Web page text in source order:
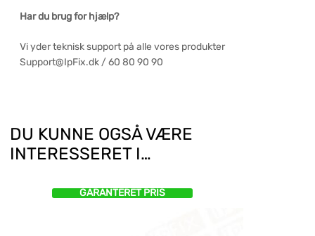
Har du brug for hjælp?
Vi yder teknisk support på alle vores produkter
Support@IpFix.dk / 60 80 90 90
DU KUNNE OGSÅ VÆRE
INTERESSERET I…
GARANTERET PRIS